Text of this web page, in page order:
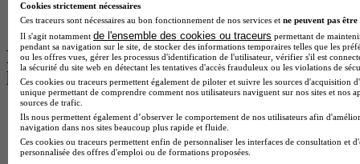
BTS Communication à Lyon
BTS Ndrc à Lyon
Les intitulés de diplôme par alternance
les plus recherchés
BTS Esf en alternance
BTS Dietetique en alternance
BTS Mco en alternance
BTS Pi en alternance
Cookies strictement nécessaires
Ces traceurs sont nécessaires au bon fonctionnement de nos services et ne peuvent pas être
Il s'agit notamment de l'ensemble des cookies ou traceurs permettant de
pendant sa navigation sur le site, de stocker des informations temporaires telles que les
ou les offres vues, gérer les processus d'identification de l'utilisateur, vérifier s'il est
la sécurité du site web en détectant les tentatives d'accès frauduleux ou les violations de
Ces cookies ou traceurs permettent également de piloter et suivre les sources d'acquisition
unique permettant de comprendre comment nos utilisateurs naviguent sur nos sites et nos
sources de trafic.
Ils nous permettent également d’observer le comportement de nos utilisateurs afin
navigation dans nos sites beaucoup plus rapide et fluide.
Ces cookies ou traceurs permettent enfin de personnaliser les interfaces de consultation et
personnalisée des offres d'emploi ou de formations proposées.